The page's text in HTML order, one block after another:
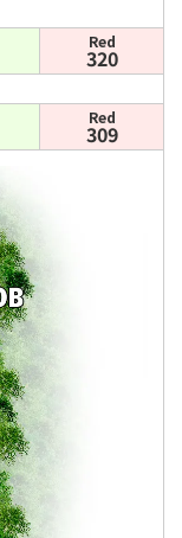
Red
320
Red
309